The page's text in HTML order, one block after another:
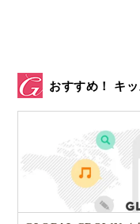
おすすめ！ キ